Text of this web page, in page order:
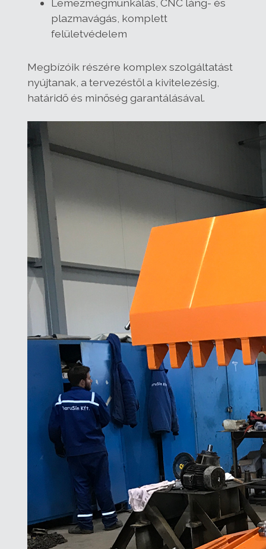
Lemezmegmunkálás, CNC láng- és
plazmavágás, komplett
felületvédelem
Megbízóik részére komplex szolgáltatást
nyújtanak, a tervezéstől a kivitelezésig,
határidő és minőség garantálásával.